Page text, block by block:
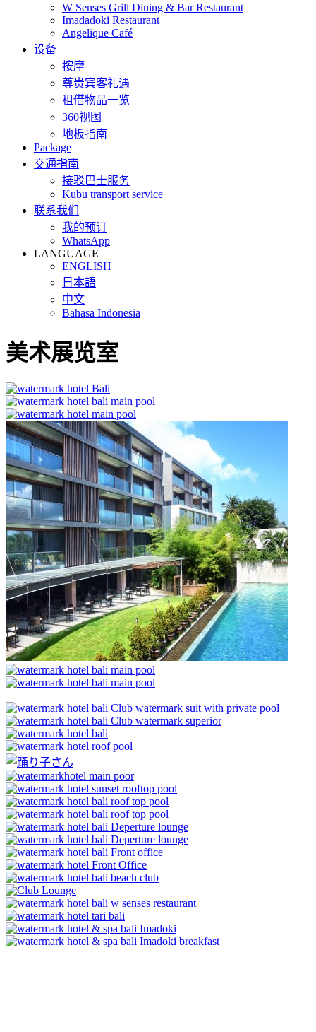
W Senses Grill Dining & Bar Restaurant
Imadadoki Restaurant
Angelique Café
设备
按摩
尊贵宾客礼遇
租借物品一览
360视图
地板指南
Package
交通指南
接驳巴士服务
Kubu transport service
联系我们
我的预订
WhatsApp
LANGUAGE
ENGLISH
日本語
中文
Bahasa Indonesia
美术展览室